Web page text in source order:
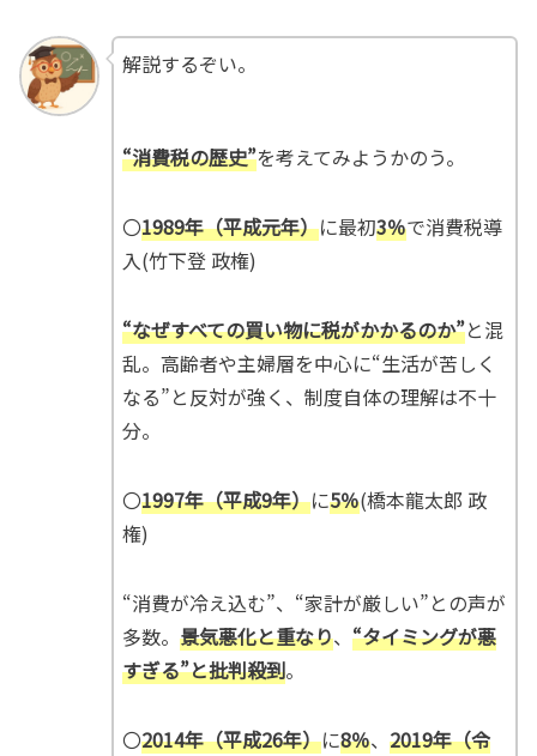
解説するぞい。
“消費税の歴史”を考えてみようかのう。
〇1989年（平成元年）に最初3％で消費税導
入(竹下登 政権)
“なぜすべての買い物に税がかかるのか”と混
乱。高齢者や主婦層を中心に“生活が苦しく
なる”と反対が強く、制度自体の理解は不十
分。
〇1997年（平成9年）に5％(橋本龍太郎 政
権)
“消費が冷え込む”、“家計が厳しい”との声が
多数。 景気悪化と重なり、 “タイミングが悪
すぎる”と批判殺到。
〇2014年（平成26年）に8％、 2019年（令